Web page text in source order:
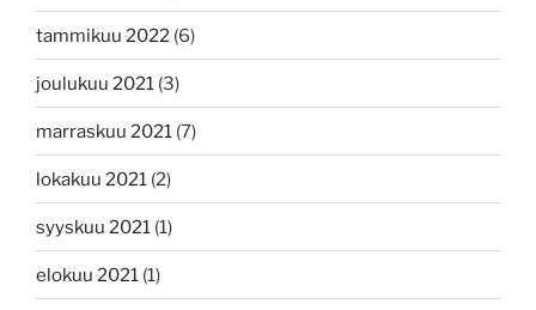
tammikuu 2022 (6)
joulukuu 2021 (3)
marraskuu 2021 (7)
lokakuu 2021 (2)
syyskuu 2021 (1)
elokuu 2021 (1)